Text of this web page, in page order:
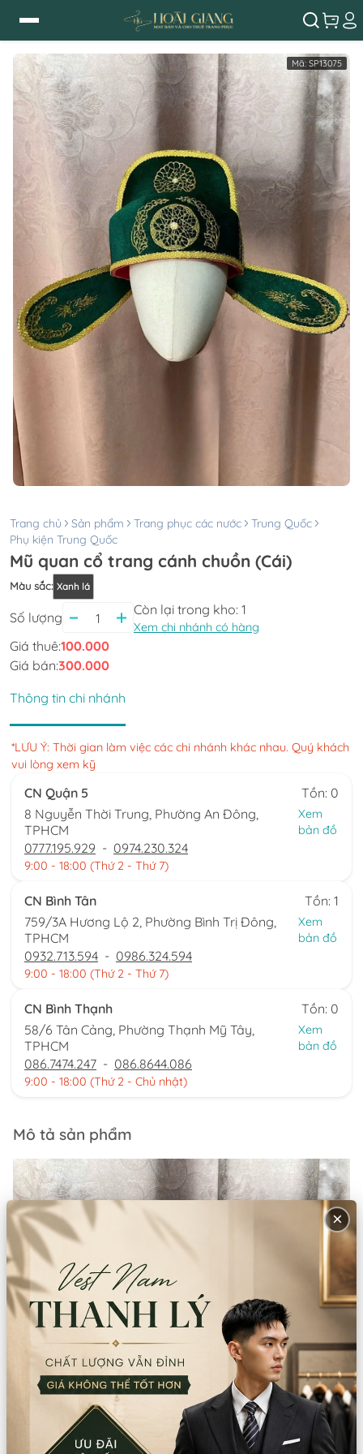
Mã: SP13075
Trang chủ Sản phẩm Trang phục các nước
Trung Quốc
Phụ kiện Trung Quốc
Mũ quan cổ trang cánh chuồn (Cái)
Màu sắc: Xanh lá
Số lượng
Còn lại trong kho: 1
Xem chi nhánh có hàng
Giá thuê:100.000
Giá bán:300.000
Thông tin chi nhánh
*LƯU Ý: Thời gian làm việc các chi nhánh khác nhau. Quý khách
vui lòng xem kỹ
CN Quận 5
Tồn: 0
8 Nguyễn Thời Trung, Phường An Đông,
TPHCM
Xem
bản đồ
0777.195.929 - 0974.230.324
9:00 - 18:00 (Thứ 2 - Thứ 7)
CN Bình Tân
Tồn: 1
759/3A Hương Lộ 2, Phường Bình Trị Đông,
TPHCM
Xem
bản đồ
0932.713.594 - 0986.324.594
9:00 - 18:00 (Thứ 2 - Thứ 7)
CN Bình Thạnh
Tồn: 0
58/6 Tân Cảng, Phường Thạnh Mỹ Tây,
TPHCM
Xem
bản đồ
086.7474.247 - 086.8644.086
9:00 - 18:00 (Thứ 2 - Chủ nhật)
Mô tả sản phẩm
×